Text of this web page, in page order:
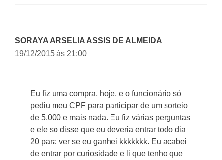
SORAYA ARSELIA ASSIS DE ALMEIDA
19/12/2015 às 21:00
Eu fiz uma compra, hoje, e o funcionário só
pediu meu CPF para participar de um sorteio
de 5.000 e mais nada. Eu fiz várias perguntas
e ele só disse que eu deveria entrar todo dia
20 para ver se eu ganhei kkkkkkk. Eu acabei
de entrar por curiosidade e li que tenho que